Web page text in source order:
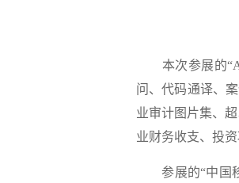
本次参展的
问、代码通译、
业审计图片集、
业财务收支、投
参展的“中国移